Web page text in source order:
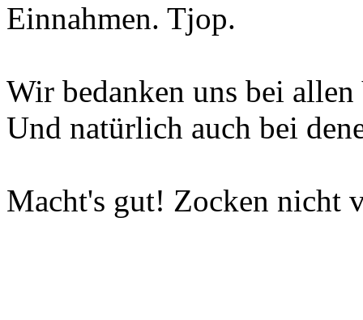
Einnahmen. Tjop.
Wir bedanken uns bei
Und natürlich auch bei
Macht's gut! Zocken nicht